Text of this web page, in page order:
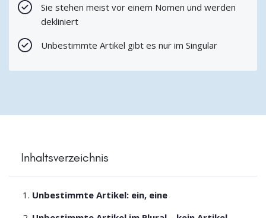
Sie stehen meist vor einem Nomen und werden
dekliniert
Unbestimmte Artikel gibt es nur im Singular
Inhaltsverzeichnis
Unbestimmte Artikel: ein, eine